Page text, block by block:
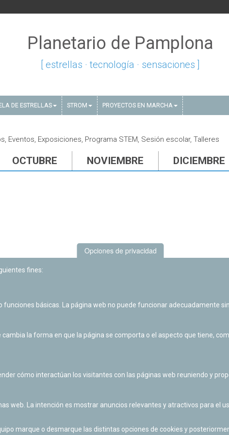
Planetario de Pamplona
[ estrellas · tecnología · sensaciones ]
DE ESTRELLAS STROM PROYECTOS EN MARCHA
Eventos, Exposiciones, Programa STEM, Sesión escolar, Talleres
OCTUBRE NOVIEMBRE DICIEMBRE
Opciones de privacidad
fines:
básicas. La página web no puede funcionar adecuadamente
la forma en que la página se comporta o el aspecto que tiene,
cómo interactúan los visitantes con las páginas web reuniendo y
web. La intención es mostrar anuncios relevantes y atractivos para el
marque o desmarque las distintas opciones de cookies y